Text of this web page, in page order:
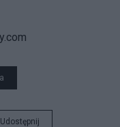
Udostępnij